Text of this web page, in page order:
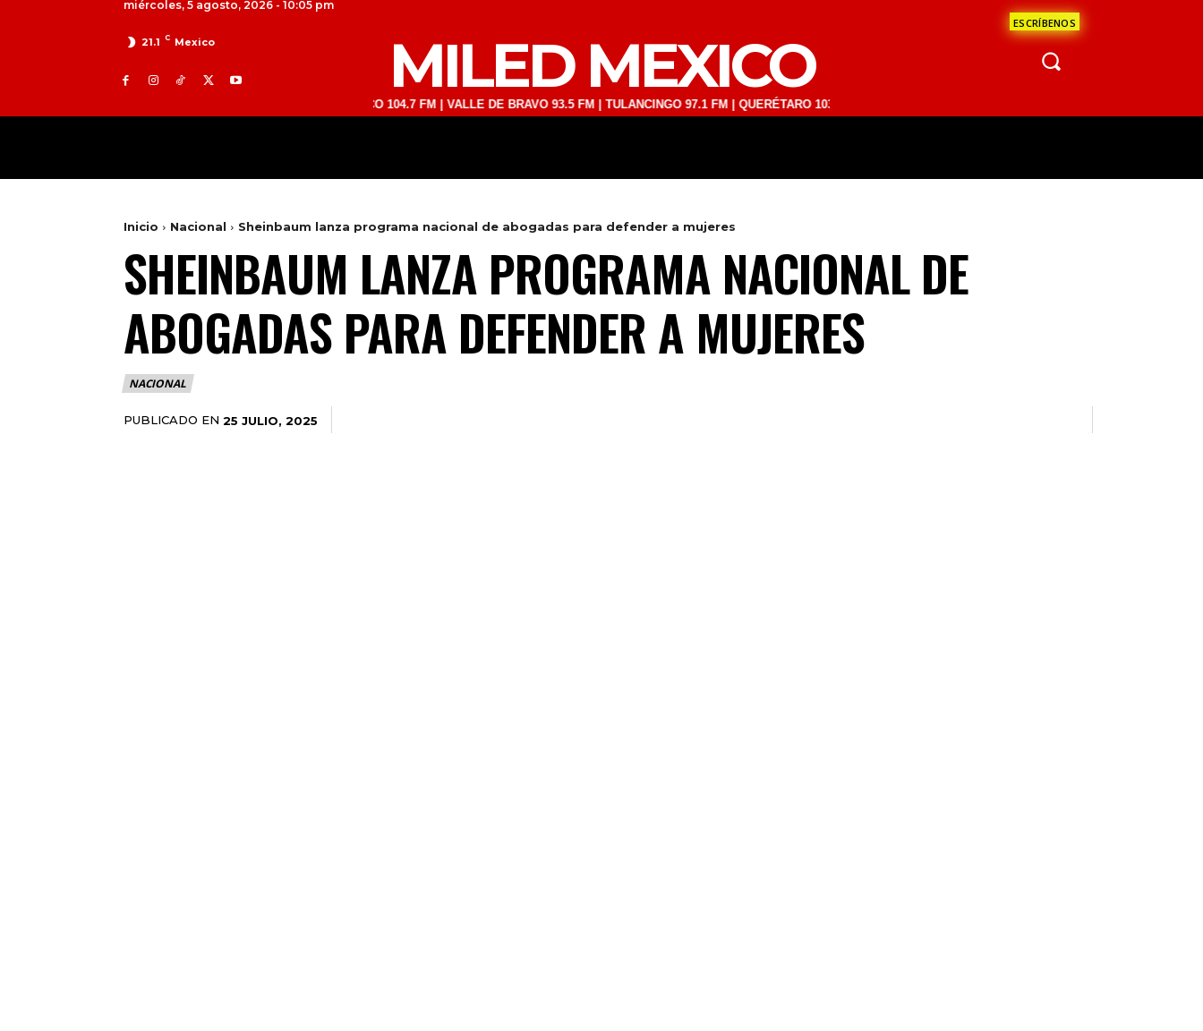
miércoles, 5 agosto, 2026 - 10:05 pm
ESCRÍBENOS
21.1 C Mexico MILED MEXICO
TOLUCA 98.9 FM | ATLACOMULCO 104.7 FM | VALLE DE BRAVO 93.5 FM | TULANCINGO 97.1 FM | QUERÉTARO 103.1 FM | SAN JUAN DEL RÍO 93.1 FM | GUADALAJARA 1510 AM | LA PAZ
Inicio Nacional Sheinbaum lanza programa nacional de abogadas para defender a mujeres
SHEINBAUM LANZA PROGRAMA NACIONAL DE
ABOGADAS PARA DEFENDER A MUJERES
NACIONAL
PUBLICADO EN 25 JULIO, 2025